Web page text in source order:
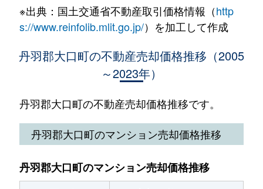
外坪
9,900万円 田県神社前
徒歩45
中小口
1,200万円 柏森
徒歩24
1,900万円
余野
1,700万円 柏森
余野
13,000万円 柏森
余野
1,400万円 柏森
余野 310万円 柏森 徒歩10分
※出典：国土交通省不動産取引価格情報（http
s://www.reinfolib.mlit.go.jp/）を加工して作成
丹羽郡大口町の不動産売却価格推移（2005
～2023年）
丹羽郡大口町の不動産売却価格推移です。
丹羽郡大口町のマンション売却価格推移
丹羽郡大口町のマンション売却価格推移